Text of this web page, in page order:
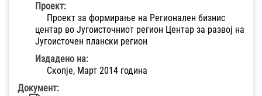
Проект:
Проект за формирање на Регионален бизнис
центар во Југоисточниот регион Центар за развој на
Југоисточен плански регион
Издадено на:
Скопје, Март 2014 година
Документ: